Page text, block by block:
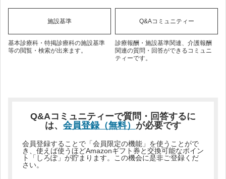
施設基準
基本診療科・特掲診療科の施設基準
等の閲覧・検索が出来ます。
Q&Aコミュニティー
診療報酬・施設基準関連、介護報酬
関連の質問・回答ができるコミュニ
ティーです。
Q&Aコミュニティーで質問・回答するに
は、 会員登録（無料） が必要です
会員登録することで「会員限定の機能」を使うことがで
き、使えば使うほどAmazonギフト券と交換可能なポイン
ト「しろぽ」が貯まります。この機会に是非ご登録くだ
さい。